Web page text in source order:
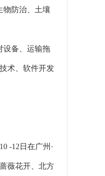
物防治、土壤
设备、运输拖
术、软件开发
-12日在广州·
薇花开、北方